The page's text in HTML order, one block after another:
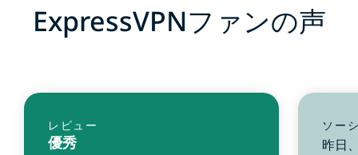
ExpressVPNファンの声
レビュー
優秀
ソー
昨日